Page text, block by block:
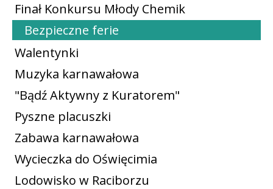
Finał Konkursu Młody Chemik
Bezpieczne ferie
Walentynki
Muzyka karnawałowa
"Bądź Aktywny z Kuratorem"
Pyszne placuszki
Zabawa karnawałowa
Wycieczka do Oświęcimia
Lodowisko w Raciborzu